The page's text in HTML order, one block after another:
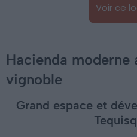
Voir ce
Hacienda
vignoble
Grand espace et